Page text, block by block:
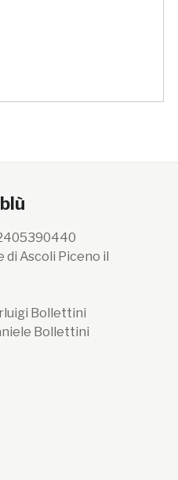
Ascoli Piceno il
Bollettini
Bollettini